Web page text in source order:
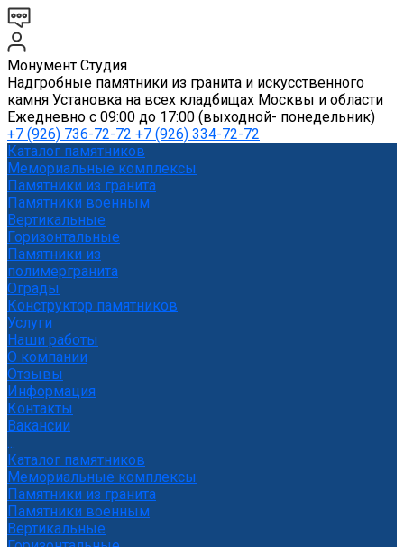
Монумент Студия
Надгробные памятники из гранита и искусственного
камня Установка на всех кладбищах Москвы и области
Ежедневно с 09:00 до 17:00 (выходной- понедельник)
+7 (926) 736-72-72 +7 (926) 334-72-72
Каталог памятников
Мемориальные комплексы
Памятники из гранита
Памятники военным
Вертикальные
Горизонтальные
Памятники из
полимергранита
Ограды
Конструктор памятников
Услуги
Наши работы
О компании
Отзывы
Информация
Контакты
Вакансии
...
Каталог памятников
Мемориальные комплексы
Памятники из гранита
Памятники военным
Вертикальные